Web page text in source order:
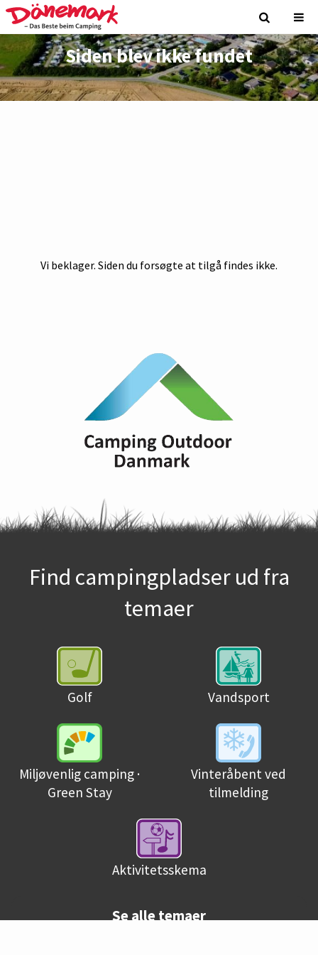
Siden blev ikke fundet
Vi beklager. Siden du forsøgte at tilgå findes ikke.
Find campingpladser ud fra
temaer
Golf Vandsport
Miljøvenlig camping ·
Green Stay
Vinteråbent ved
tilmelding
Aktivitetsskema
Se alle temaer